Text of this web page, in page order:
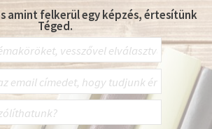
amint felkerül egy képzés, értesítünk
Téged.